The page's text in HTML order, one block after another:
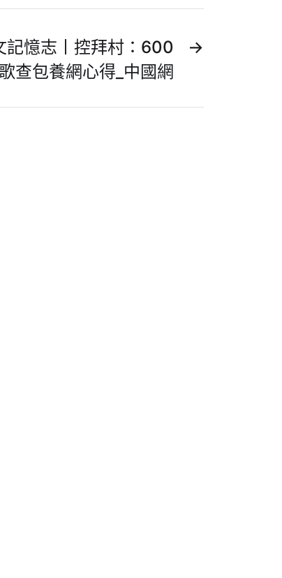
→
記憶志丨控拜村：600
查包養網心得_中國網